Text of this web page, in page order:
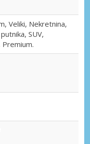
Veliki, Nekretnina,
SUV,